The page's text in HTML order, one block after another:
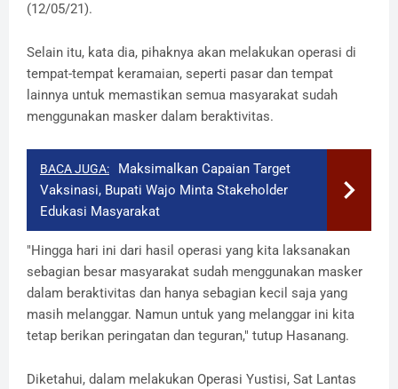
(12/05/21).
Selain itu, kata dia, pihaknya akan melakukan operasi di
tempat-tempat keramaian, seperti pasar dan tempat
lainnya untuk memastikan semua masyarakat sudah
menggunakan masker dalam beraktivitas.
BACA JUGA:
Maksimalkan Capaian Target
Vaksinasi, Bupati Wajo Minta Stakeholder
Edukasi Masyarakat
"Hingga hari ini dari hasil operasi yang kita laksanakan
sebagian besar masyarakat sudah menggunakan masker
dalam beraktivitas dan hanya sebagian kecil saja yang
masih melanggar. Namun untuk yang melanggar ini kita
tetap berikan peringatan dan teguran," tutup Hasanang.
Diketahui, dalam melakukan Operasi Yustisi, Sat Lantas